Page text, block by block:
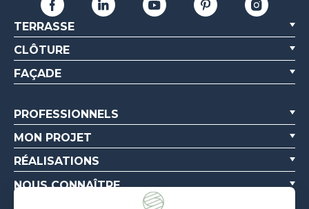
TERRASSE
CLÔTURE
FAÇADE
PROFESSIONNELS
MON PROJET
RÉALISATIONS
NOUS CONNAÎTRE